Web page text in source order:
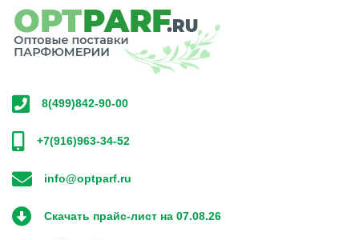
8(499)842-90-00
+7(916)963-34-52
info@optparf.ru
Скачать прайс-лист на 07.08.26